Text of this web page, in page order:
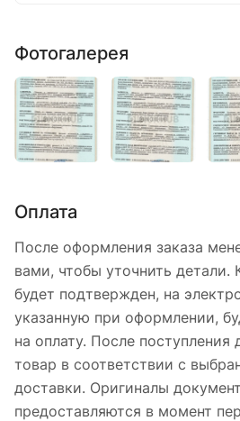
Фотогалерея
Оплата
После оформления заказа
вами, чтобы уточнить детали.
будет подтвержден, на
указанную при оформлении,
на оплату. После
товар в соответствии с
доставки. Оригиналы
предоставляются в момент